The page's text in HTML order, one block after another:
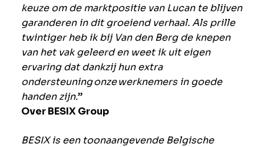
keuze om de marktpositie van Lucan te blijven
garanderen in dit groeiend verhaal. Als prille
twintiger heb ik bij Van den Berg de knepen
van het vak geleerd en weet ik uit eigen
ervaring dat dankzij hun extra
ondersteuning onze werknemers in goede
handen zijn.”
Over BESIX Group
BESIX is een toonaangevende Belgische